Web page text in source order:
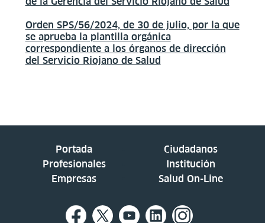
Orden SPS/56/2024, de 30 de julio, por la que
se aprueba la plantilla orgánica
correspondiente a los órganos de dirección
del Servicio Riojano de Salud
Portada
Ciudadanos
Profesionales
Institución
Empresas
Salud On-Line